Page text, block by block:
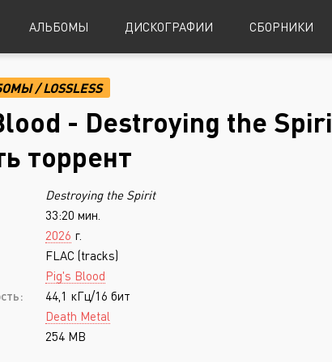
Alternative Rock
Indie Rock
Industrial Metal
Metalcore
Nu-Metal
Post-Hardcore
Punk Rock
Black Metal
Progressive Metal
АЛЬБОМЫ ДИСКОГРАФИИ СБОРНИКИ
/LOSSLESS
- Destroying the
торрент
Destroying the Spirit
33:20 мин.
2026 г.
FLAC (tracks)
Pig's Blood
44,1 кГц/16 бит
Death Metal
254 MB